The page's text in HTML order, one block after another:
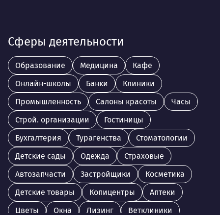
Сферы деятельности
Образование Медицина
Кафе
Онлайн-школы
Банки
Клиники
Промышленность
Салоны красоты
Часы
Строй. организации
Гостиницы
Бухгалтерия
Турагенства
Стоматологии
Детские сады
Одежда
Страховые
Автозапчасти
Застройщики
Косметика
Детские товары
Копицентры
Аптеки
Цветы
Окна Лизинг Ветклиники